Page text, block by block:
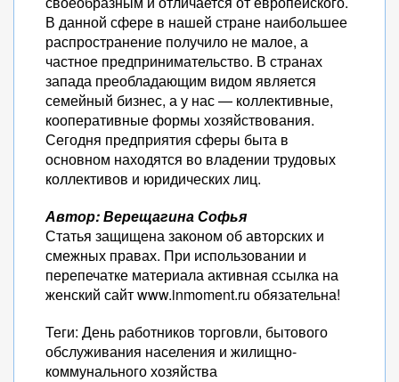
В данной сфере в нашей стране наибольшее
распространение получило не малое, а
частное предпринимательство. В странах
запада преобладающим видом является
семейный бизнес, а у нас — коллективные,
кооперативные формы хозяйствования.
Сегодня предприятия сферы быта в
основном находятся во владении трудовых
коллективов и юридических лиц.
Автор: Верещагина Софья
Статья защищена законом об авторских и
смежных правах. При использовании и
перепечатке материала активная ссылка на
женский сайт www.inmoment.ru обязательна!
Теги: День работников торговли, бытового
обслуживания населения и жилищно-
коммунального хозяйства